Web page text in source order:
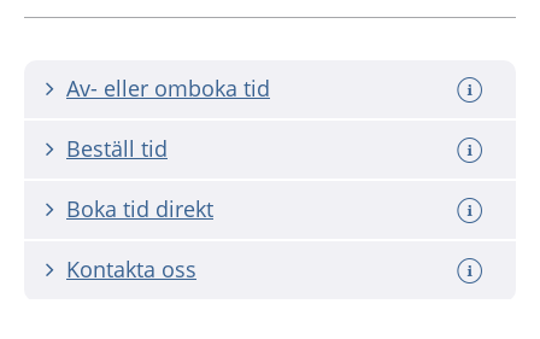
Av- eller omboka tid
Beställ tid
Boka tid direkt
Kontakta oss